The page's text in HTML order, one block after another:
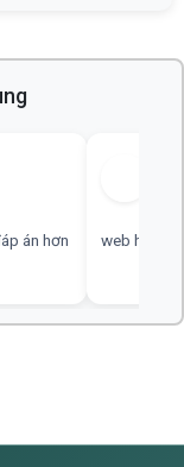
án hơn web hay,